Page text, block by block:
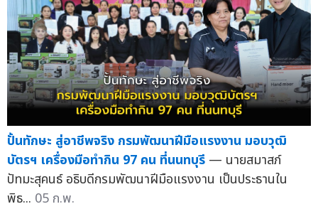
ปั้นทักษะ สู่อาชีพจริง กรมพัฒนาฝีมือแรงงาน มอบวุฒิ
บัตรฯ เครื่องมือทำกิน 97 คน ที่นนทบุรี — นายสมาสภ์
ปัทมะสุคนธ์ อธิบดีกรมพัฒนาฝีมือแรงงาน เป็นประธานใน
พิธ... 05 ก.พ.